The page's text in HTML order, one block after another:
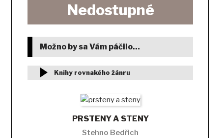
Nedostupné
Možno by sa Vám páčilo…
Knihy rovnakého žánru
PRSTENY A STENY
Stehno Bedřich